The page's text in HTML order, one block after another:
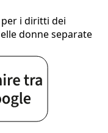
i diritti dei
donne separate